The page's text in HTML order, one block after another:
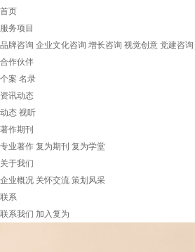
首页
服务项目
品牌咨询 企业文化咨询 增长咨询 视觉创意 党建咨询
合作伙伴
个案 名录
资讯动态
动态 视听
著作期刊
专业著作 复为期刊 复为学堂
关于我们
企业概况 关怀交流 策划风采
联系
联系我们 加入复为